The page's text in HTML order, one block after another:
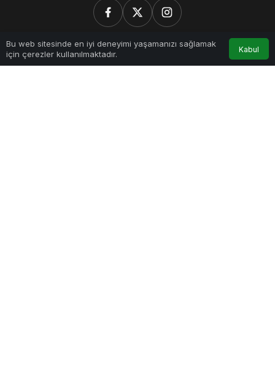
Bu web sitesinde en iyi deneyimi yaşamanızı sağlamak
için çerezler kullanılmaktadır.
Kabul
Anasayfa Akış Bildirimler
0
Kurumsal